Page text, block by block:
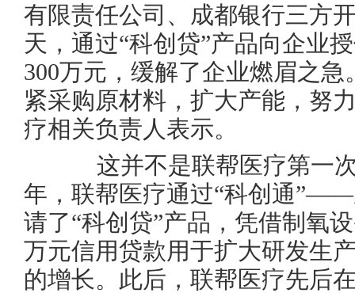
有限责任公司、成都银行三方
天，通过“科创贷”产品向企业
300万元，缓解了企业燃眉之急
紧采购原材料，扩大产能，努
疗相关负责人表示。
这并不是联帮医疗第一次
年，联帮医疗通过“科创通
请了“科创贷”产品，凭借制氧
万元信用贷款用于扩大研发生
的增长。此后，联帮医疗先后